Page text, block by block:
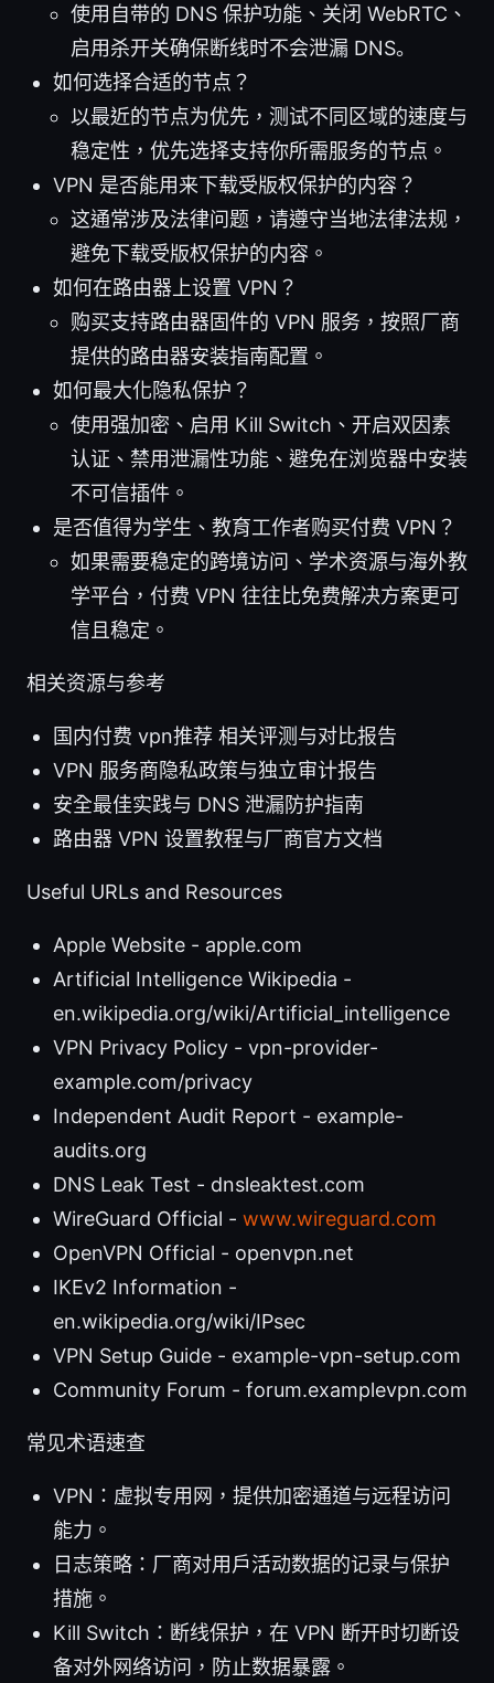
使用自带的 DNS 保护功能、关闭 WebRTC、
启用杀开关确保断线时不会泄漏 DNS。
如何选择合适的节点？
以最近的节点为优先，测试不同区域的速度与
稳定性，优先选择支持你所需服务的节点。
VPN 是否能用来下载受版权保护的内容？
这通常涉及法律问题，请遵守当地法律法规，
避免下载受版权保护的内容。
如何在路由器上设置 VPN？
购买支持路由器固件的 VPN 服务，按照厂商
提供的路由器安装指南配置。
如何最大化隐私保护？
使用强加密、启用 Kill Switch、开启双因素
认证、禁用泄漏性功能、避免在浏览器中安装
不可信插件。
是否值得为学生、教育工作者购买付费 VPN？
如果需要稳定的跨境访问、学术资源与海外教
学平台，付费 VPN 往往比免费解决方案更可
信且稳定。
相关资源与参考
国内付费 vpn推荐 相关评测与对比报告
VPN 服务商隐私政策与独立审计报告
安全最佳实践与 DNS 泄漏防护指南
路由器 VPN 设置教程与厂商官方文档
Useful URLs and Resources
Apple Website - apple.com
Artificial Intelligence Wikipedia -
en.wikipedia.org/wiki/Artificial_intelligence
VPN Privacy Policy - vpn-provider-
example.com/privacy
Independent Audit Report - example-
audits.org
DNS Leak Test - dnsleaktest.com
WireGuard Official - www.wireguard.com
OpenVPN Official - openvpn.net
IKEv2 Information -
en.wikipedia.org/wiki/IPsec
VPN Setup Guide - example-vpn-setup.com
Community Forum - forum.examplevpn.com
常见术语速查
VPN：虚拟专用网，提供加密通道与远程访问
能力。
日志策略：厂商对用户活动数据的记录与保护
措施。
Kill Switch：断线保护，在 VPN 断开时切断设
备对外网络访问，防止数据暴露。